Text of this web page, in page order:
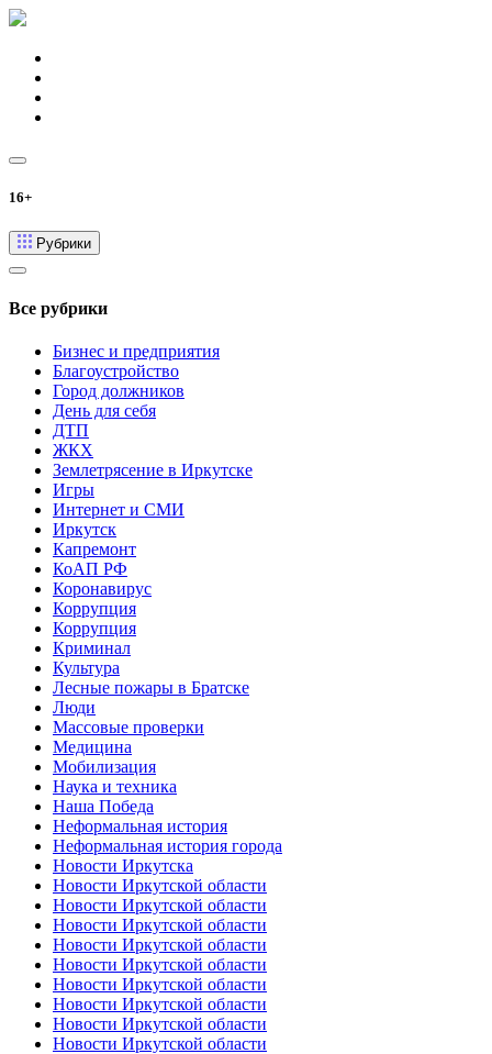
16+
Рубрики
Все рубрики
Бизнес и предприятия
Благоустройство
Город должников
День для себя
ДТП
ЖКХ
Землетрясение в Иркутске
Игры
Интернет и СМИ
Иркутск
Капремонт
КоАП РФ
Коронавирус
Коррупция
Коррупция
Криминал
Культура
Лесные пожары в Братске
Люди
Массовые проверки
Медицина
Мобилизация
Наука и техника
Наша Победа
Неформальная история
Неформальная история города
Новости Иркутска
Новости Иркутской области
Новости Иркутской области
Новости Иркутской области
Новости Иркутской области
Новости Иркутской области
Новости Иркутской области
Новости Иркутской области
Новости Иркутской области
Новости Иркутской области